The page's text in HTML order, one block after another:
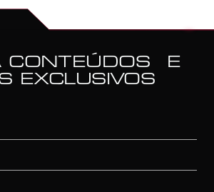
CONTEÚDOS E
EXCLUSIVOS